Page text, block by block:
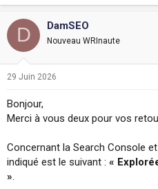
D DamSEO
Nouveau WRInaute
29 Juin 2026
Bonjour,
Merci à vous deux pour vos
Concernant la Search Console
indiqué est le suivant : «
».